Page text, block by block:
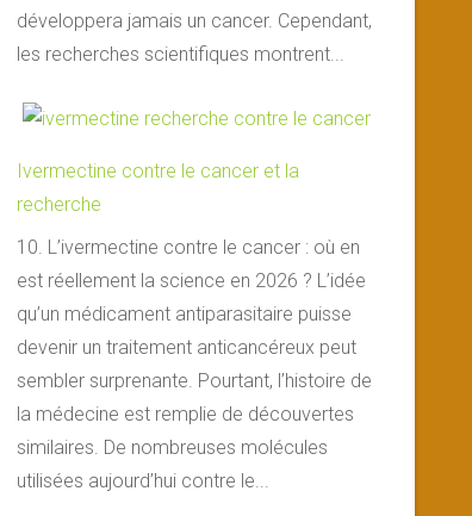
développera jamais un cancer. Cependant,
les recherches scientifiques montrent...
Ivermectine contre le cancer et la
recherche
10. L’ivermectine contre le cancer : où en
est réellement la science en 2026 ? L’idée
qu’un médicament antiparasitaire puisse
devenir un traitement anticancéreux peut
sembler surprenante. Pourtant, l’histoire de
la médecine est remplie de découvertes
similaires. De nombreuses molécules
utilisées aujourd’hui contre le...